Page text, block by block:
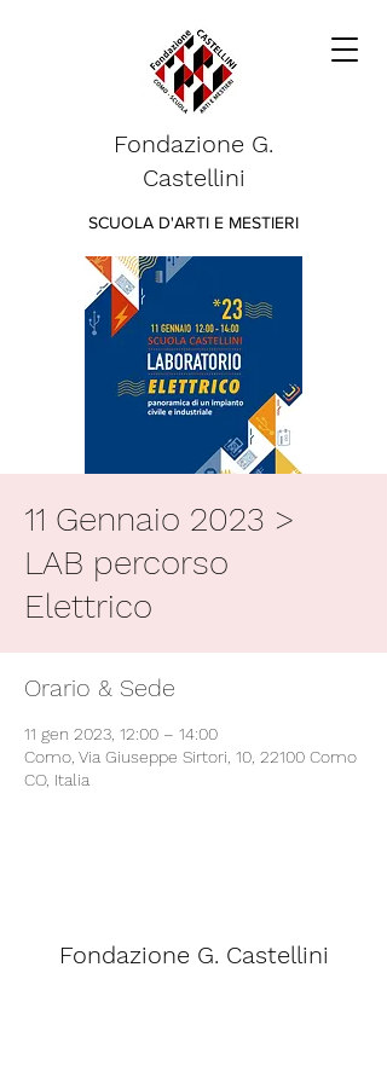
Fondazione G.
Castellini
SCUOLA D'ARTI E MESTIERI
11 Gennaio 2023 >
LAB percorso
Elettrico
Orario & Sede
11 gen 2023, 12:00 – 14:00
Como, Via Giuseppe Sirtori, 10, 22100 Como
CO, Italia
Fondazione G. Castellini